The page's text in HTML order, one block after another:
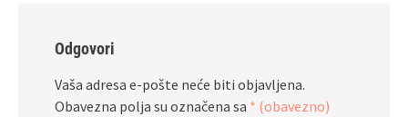
Odgovori
Vaša adresa e-pošte neće biti objavljena.
Obavezna polja su označena sa * (obavezno)